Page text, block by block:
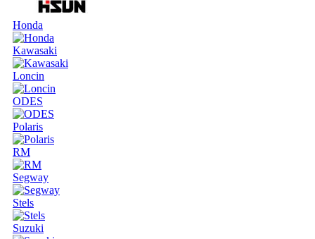
Honda
Kawasaki
Loncin
ODES
Polaris
RM
Segway
Stels
Suzuki